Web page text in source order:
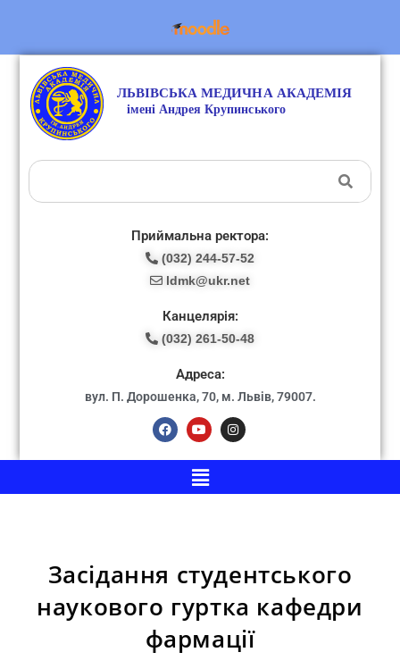
Приймальна ректора:
(032) 244-57-52
ldmk@ukr.net
Канцелярія:
(032) 261-50-48
Адреса:
вул. П. Дорошенка, 70, м. Львів, 79007.
Засідання студентського
наукового гуртка кафедри
фармації